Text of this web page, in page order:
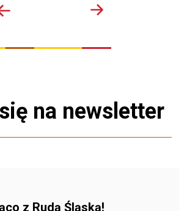
na newsletter
z Rudą Śląską!